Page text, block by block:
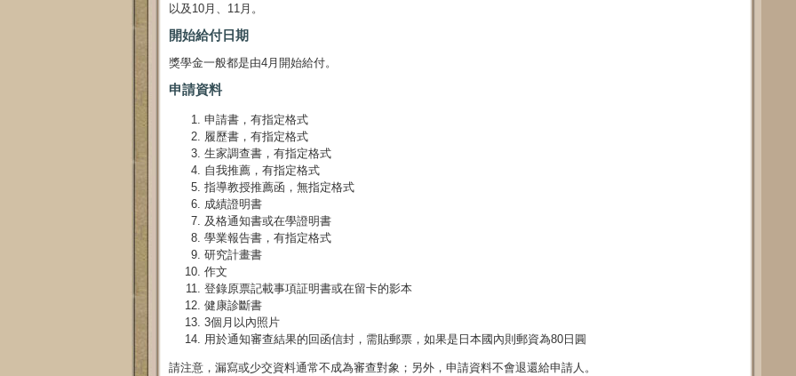
以及10月、11月。
開始給付日期
獎學金一般都是由4月開始給付。
申請資料
申請書，有指定格式
履歷書，有指定格式
生家調查書，有指定格式
自我推薦，有指定格式
指導教授推薦函，無指定格式
成績證明書
及格通知書或在學證明書
學業報告書，有指定格式
研究計畫書
作文
登錄原票記載事項証明書或在留卡的影本
健康診斷書
3個月以內照片
用於通知審查結果的回函信封，需貼郵票，如果是日本國內則郵資為80日圓
請注意，漏寫或少交資料通常不成為審查對象；另外，申請資料不會退還給申請人。